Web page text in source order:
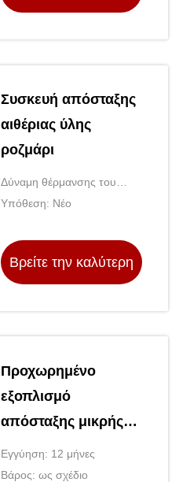
Συσκευή απόσταξης
αιθέριας ύλης
ροζμάρι
Δύναμη θέρμανσης του
μανδύα: 110V/220V
Υπόθεση: Νέο
Βρείτε την καλύτερη
Προχωρημένο
εξοπλισμό
απόσταξης μικρής
διαδρομής για
αιθέρια έλαια
Εγγύηση: 12 μήνες
Βάρος: ως σχέδιο